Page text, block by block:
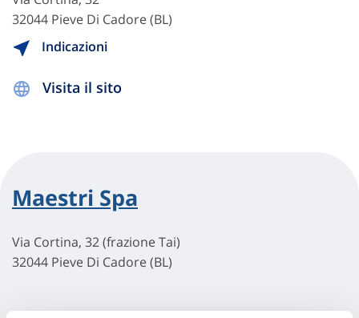
32044 Pieve Di Cadore (BL)
Indicazioni
Visita il sito
Maestri Spa
Via Cortina, 32 (frazione Tai)
32044 Pieve Di Cadore (BL)